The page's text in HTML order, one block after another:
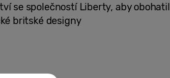
se společností Liberty, aby obohatil
britské designy